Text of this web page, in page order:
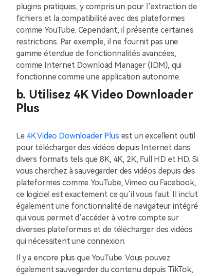
plugins pratiques, y compris un pour l’extraction de
fichiers et la compatibilité avec des plateformes
comme YouTube. Cependant, il présente certaines
restrictions. Par exemple, il ne fournit pas une
gamme étendue de fonctionnalités avancées,
comme Internet Download Manager (IDM), qui
fonctionne comme une application autonome.
b. Utilisez 4K Video Downloader
Plus
Le 4K Video Downloader Plus est un excellent outil
pour télécharger des vidéos depuis Internet dans
divers formats tels que 8K, 4K, 2K, Full HD et HD. Si
vous cherchez à sauvegarder des vidéos depuis des
plateformes comme YouTube, Vimeo ou Facebook,
ce logiciel est exactement ce qu’il vous faut. Il inclut
également une fonctionnalité de navigateur intégré
qui vous permet d’accéder à votre compte sur
diverses plateformes et de télécharger des vidéos
qui nécessitent une connexion.
Il y a encore plus que YouTube. Vous pouvez
également sauvegarder du contenu depuis TikTok,